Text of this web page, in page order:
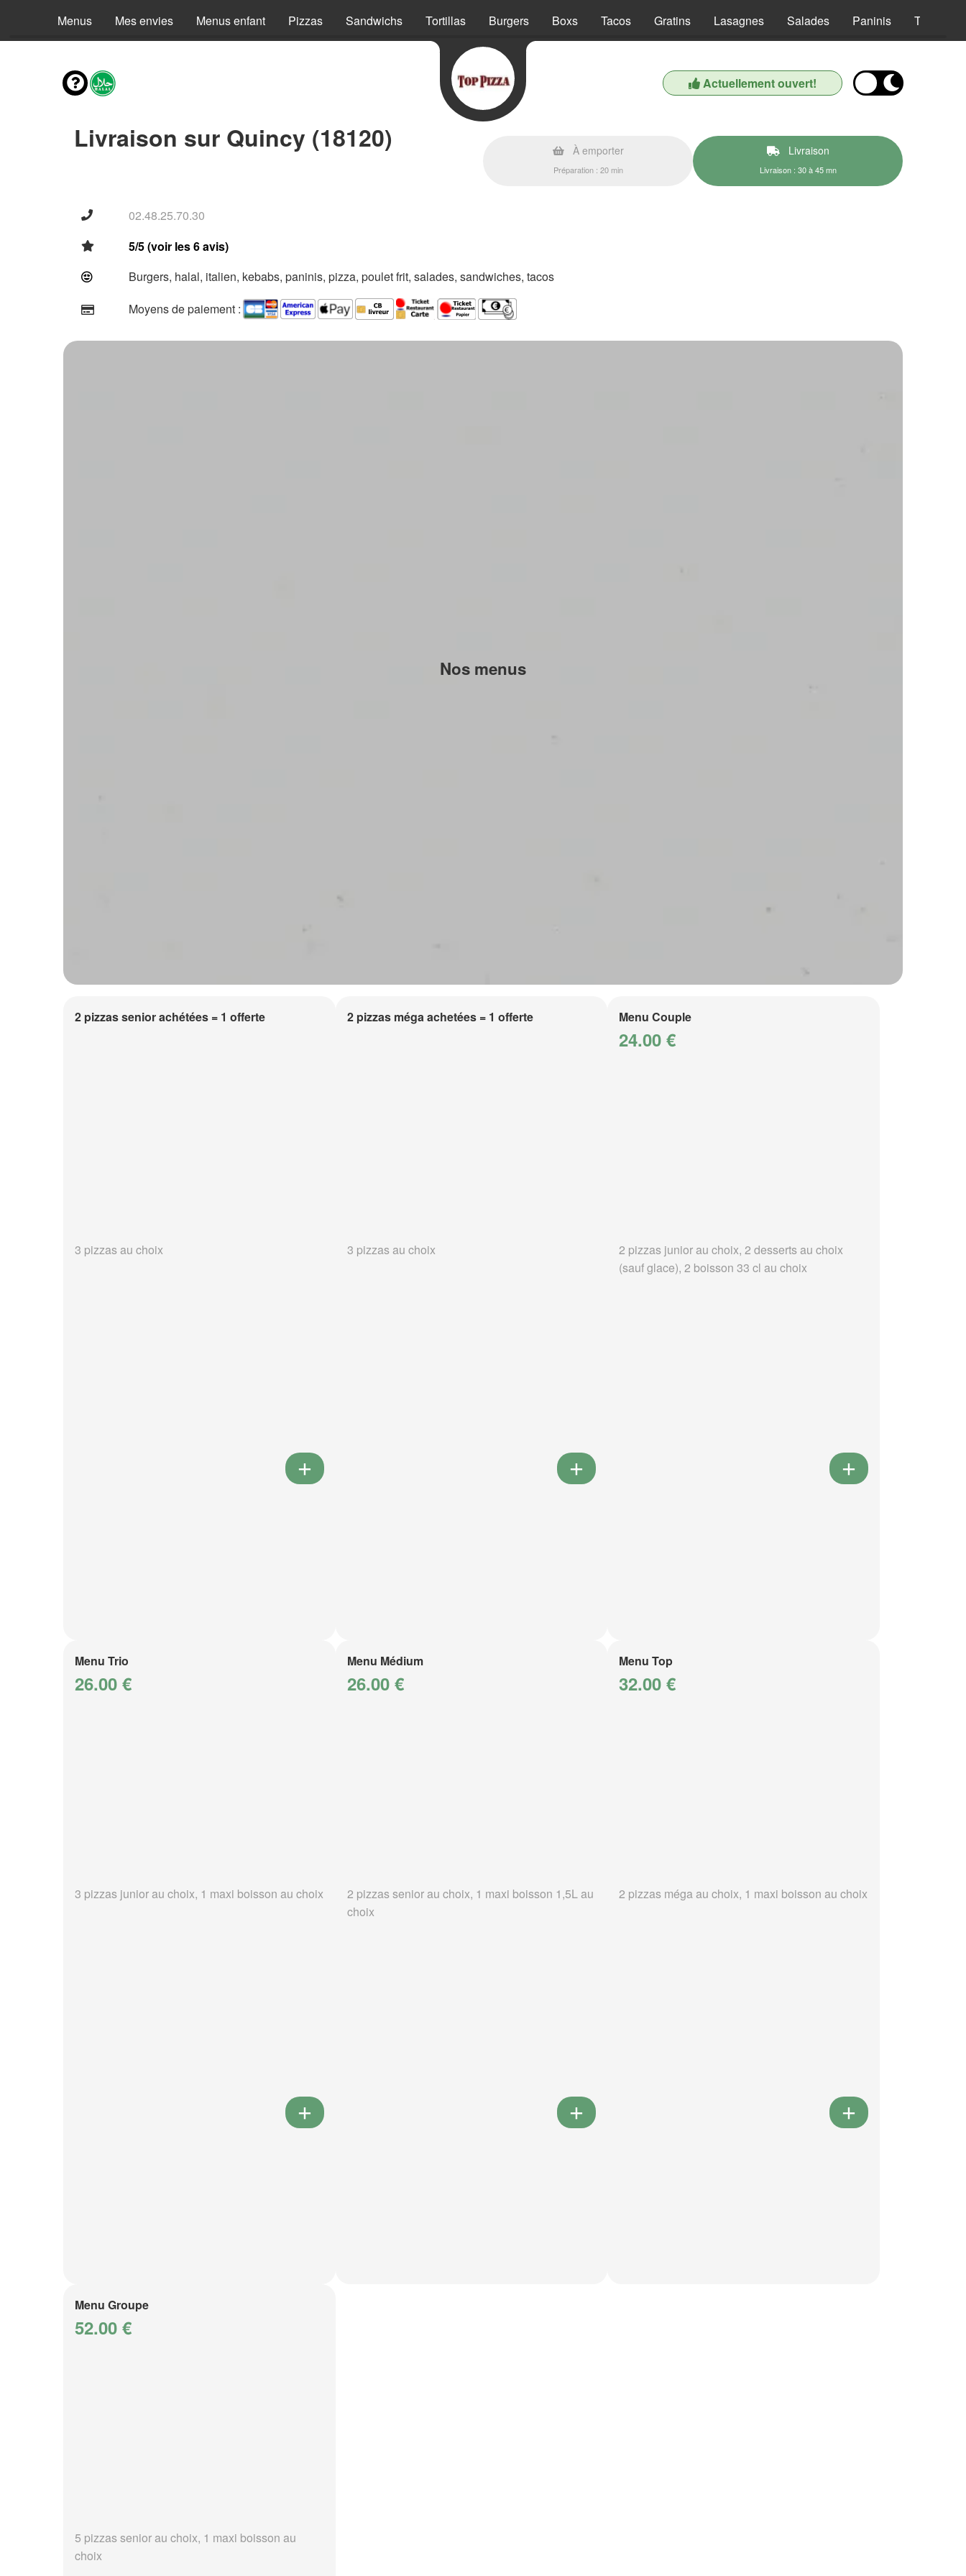
Menus Mes envies Menus enfant Pizzas Sandwichs Tortillas Burgers Boxs Tacos Gratins Lasagnes Salades Paninis Tex Mex
Actuellement ouvert!
Livraison sur Quincy (18120) À emporter
Préparation : 20 min
Livraison
Livraison : 30 à 45 mn
02.48.25.70.30
5/5 (voir les 6 avis)
Burgers, halal, italien, kebabs, paninis, pizza, poulet frit, salades, sandwiches, tacos
Moyens de paiement :
Nos menus
2 pizzas senior achétées = 1 offerte
3 pizzas au choix
2 pizzas méga achetées = 1 offerte
3 pizzas au choix
Menu Couple
24.00 €
2 pizzas junior au choix, 2 desserts au choix
(sauf glace), 2 boisson 33 cl au choix
Menu Trio
26.00 €
3 pizzas junior au choix, 1 maxi boisson au choix
Menu Médium
26.00 €
2 pizzas senior au choix, 1 maxi boisson 1,5L au
choix
Menu Top
32.00 €
2 pizzas méga au choix, 1 maxi boisson au choix
Menu Groupe
52.00 €
5 pizzas senior au choix, 1 maxi boisson au
choix